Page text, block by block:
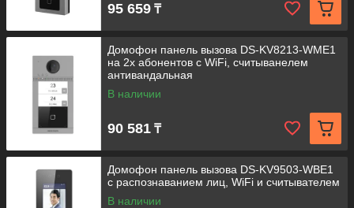
95 659 ₸
Домофон панель вызова DS-KV8213-WME1
на 2х абонентов с WiFi, считыванелем
антивандальная
В наличии
90 581 ₸
Домофон панель вызова DS-KV9503-WBE1
с распознаванием лиц, WiFi и считывателем
В наличии